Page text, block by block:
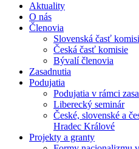
Aktuality
O nás
Členovia
Slovenská časť
Česká časť komisie
Bývalí členovia
Zasadnutia
Podujatia
Podujatia v rámci
Liberecký seminár
České, slovenské a
Hradec Králové
Projekty a granty